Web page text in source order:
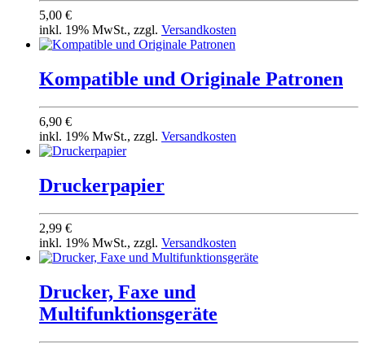
5,00 €
inkl. 19% MwSt., zzgl. Versandkosten
Kompatible und Originale Patronen
6,90 €
inkl. 19% MwSt., zzgl. Versandkosten
Druckerpapier
2,99 €
inkl. 19% MwSt., zzgl. Versandkosten
Drucker, Faxe und
Multifunktionsgeräte